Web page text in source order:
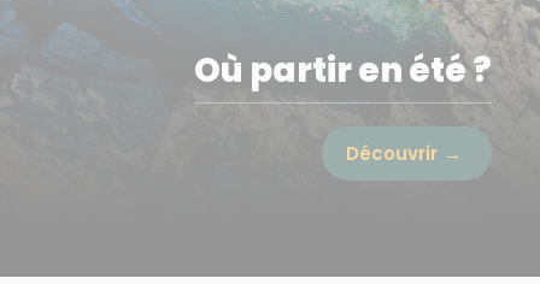
Où partir en été ?
Découvrir